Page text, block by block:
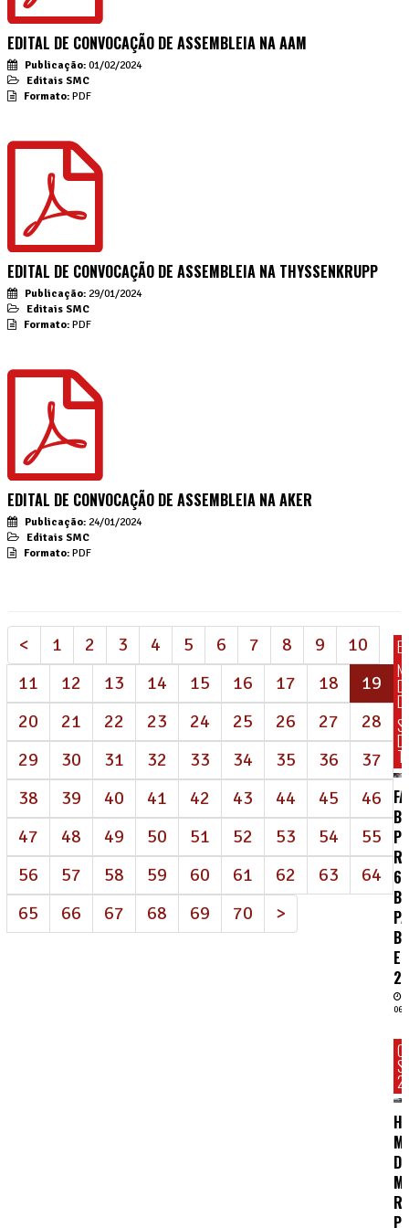
EDITAL DE CONVOCAÇÃO DE ASSEMBLEIA NA AAM
Publicação: 01/02/2024
Editais SMC
Formato: PDF
EDITAL DE CONVOCAÇÃO DE ASSEMBLEIA NA THYSSENKRUPP
Publicação: 29/01/2024
Editais SMC
Formato: PDF
EDITAL DE CONVOCAÇÃO DE ASSEMBLEIA NA AKER
Publicação: 24/01/2024
Editais SMC
Formato: PDF
< 1 2 3 4 5 6 7 8 9
10
11
12 13 14 15 16 17 18 19
20
21 22 23 24 25 26 27
28
29
30 31 32 33 34 35 36
37
38
39 40 41 42 43 44 45
46
47
48 49 50 51 52 53 54
55
56
57 58 59 60 61 62 63
64
65
66 67 68 69 70 >
06/